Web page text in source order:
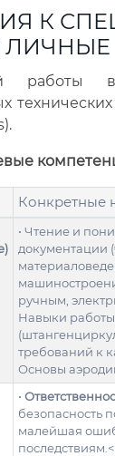
К
работы в
Конкретные
• Чтение и
документации
ручным,
Навыки
требований к
Основы
•
безопасность
малейшая